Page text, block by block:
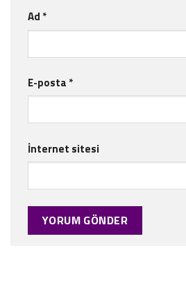
Ad *
E-posta *
İnternet sitesi